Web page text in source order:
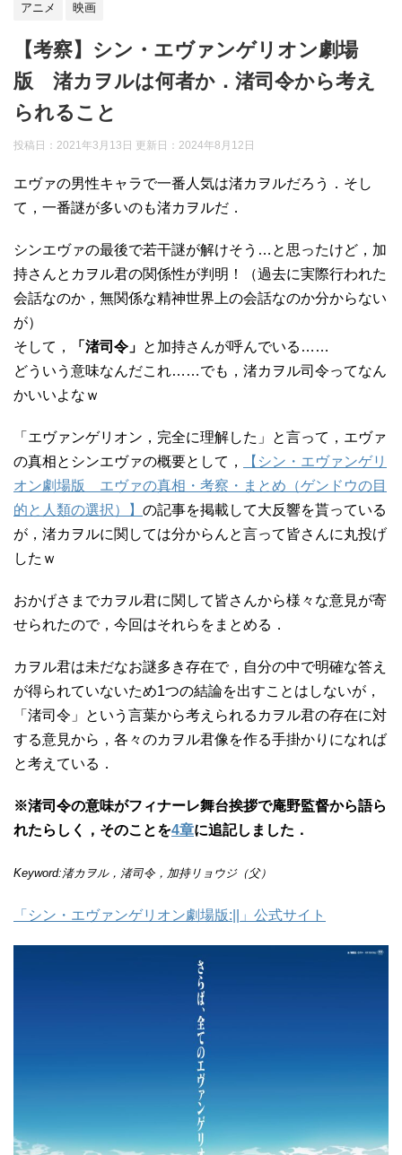
アニメ 映画
【考察】シン・エヴァンゲリオン劇場
版 渚カヲルは何者か．渚司令から考え
られること
投稿日：2021年3月13日 更新日： 2024年8月12日
エヴァの男性キャラで一番人気は渚カヲルだろう．そし
て，一番謎が多いのも渚カヲルだ．
シンエヴァの最後で若干謎が解けそう…と思ったけど，加
持さんとカヲル君の関係性が判明！（過去に実際行われた
会話なのか，無関係な精神世界上の会話なのか分からない
が）
そして，
「渚司令」 と加持さんが呼んでいる……
どういう意味なんだこれ……でも，渚カヲル司令ってなん
かいいよなｗ
「エヴァンゲリオン，完全に理解した」と言って，エヴァ
の真相とシンエヴァの概要として，
【シン・エヴァンゲリ
オン劇場版 エヴァの真相・考察・まとめ（ゲンドウの目
的と人類の選択）】 の記事を掲載して大反響を貰っている
が，渚カヲルに関しては分からんと言って皆さんに丸投げ
したｗ
おかげさまでカヲル君に関して皆さんから様々な意見が寄
せられたので，今回はそれらをまとめる．
カヲル君は未だなお謎多き存在で，自分の中で明確な答え
が得られていないため1つの結論を出すことはしないが，
「渚司令」という言葉から考えられるカヲル君の存在に対
する意見から，各々のカヲル君像を作る手掛かりになれば
と考えている．
※渚司令の意味がフィナーレ舞台挨拶で庵野監督から語ら
れたらしく，そのことを4章に追記しました．
Keyword:渚カヲル，渚司令，加持リョウジ（父）
「シン・エヴァンゲリオン劇場版:||」公式サイト